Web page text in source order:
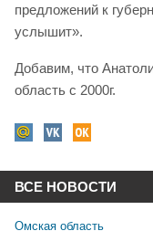
предложений к
услышит».
Добавим, что
область с 2000г.
ВСЕ НОВОСТИ
Омская область